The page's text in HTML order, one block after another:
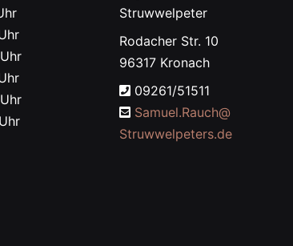
Struwwelpeter
Rodacher Str. 10
96317 Kronach
09261/51511
Samuel.Rauch@
Struwwelpeters.de